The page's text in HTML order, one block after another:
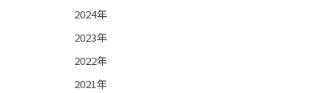
2024年
2023年
2022年
2021年